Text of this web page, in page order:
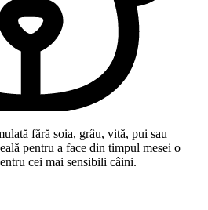
fără soia, grâu, vită, pui sau
pentru a face din timpul mesei o
cei mai sensibili câini.